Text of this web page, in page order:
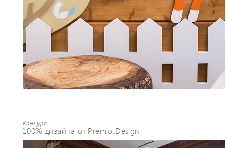
Конкурс
100% дизайна от Premio.Design